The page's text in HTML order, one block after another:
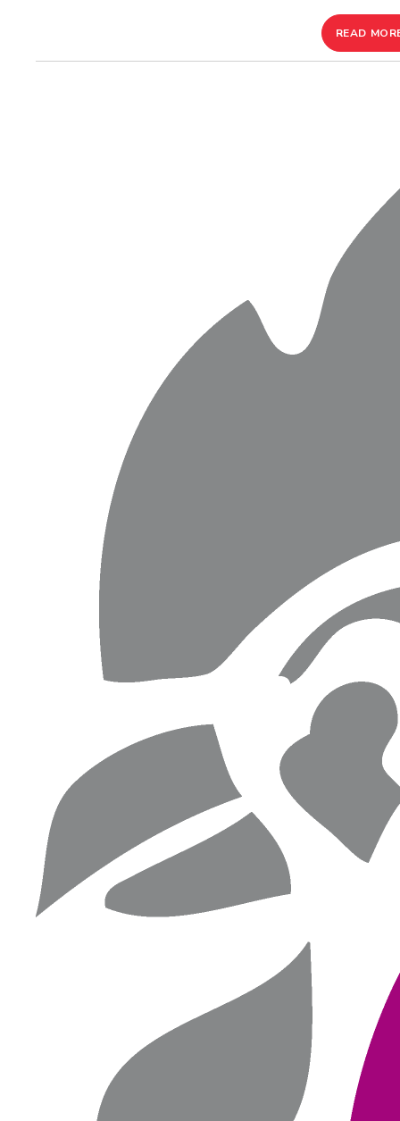
READ